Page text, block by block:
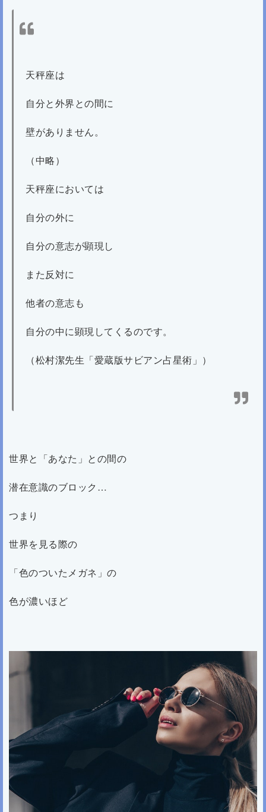
天秤座は
自分と外界との間に
壁がありません。
（中略）
天秤座においては
自分の外に
自分の意志が顕現し
また反対に
他者の意志も
自分の中に顕現してくるのです。
（松村潔先生「愛蔵版サビアン占星術」）
世界と「あなた」との間の
潜在意識のブロック…
つまり
世界を見る際の
「色のついたメガネ」の
色が濃いほど